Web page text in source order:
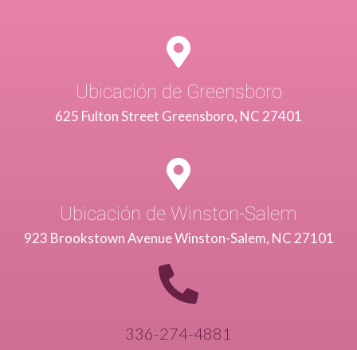
Ubicación de Greensboro
625 Fulton Street Greensboro, NC 27401
Ubicación de Winston-Salem
923 Brookstown Avenue Winston-Salem, NC 27101
336-274-4881